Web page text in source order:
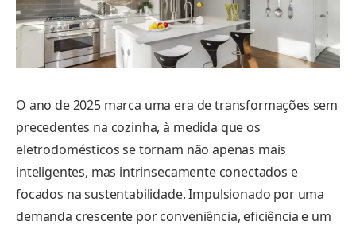
O ano de 2025 marca uma era de transformações sem
precedentes na cozinha, à medida que os
eletrodomésticos se tornam não apenas mais
inteligentes, mas intrinsecamente conectados e
focados na sustentabilidade. Impulsionado por uma
demanda crescente por conveniência, eficiência e um